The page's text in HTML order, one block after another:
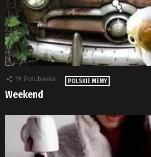
19 Polubienia POLSKIE MEMY
Weekend